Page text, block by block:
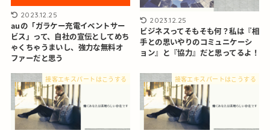
2023.12.25
auの「ガラケー充電イベントサー
ビス」って、自社の宣伝としてめち
ゃくちゃうまいし、強力な無料オ
ファーだと思う
2023.12.25
ビジネスってそもそも何？私は『相
手との思いやりのコミュニケーシ
ョン』と『協力』だと思ってるよ！
接客エキスパートはこうする 接客エキスパートはこうする